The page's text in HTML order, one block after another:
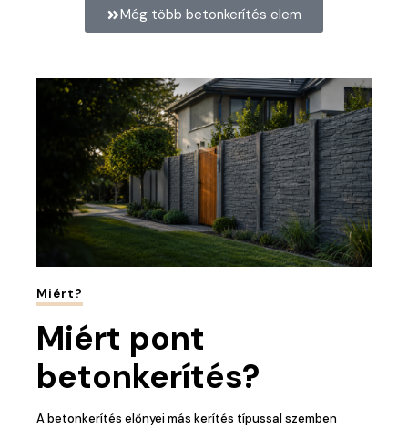
Még több betonkerítés elem
Miért?
Miért pont
betonkerítés?
A betonkerítés előnyei más kerítés típussal szemben